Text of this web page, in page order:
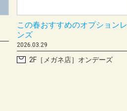
この春おすすめのオプションレ
ンズ
2026.03.29
2F［メガネ店］オンデーズ